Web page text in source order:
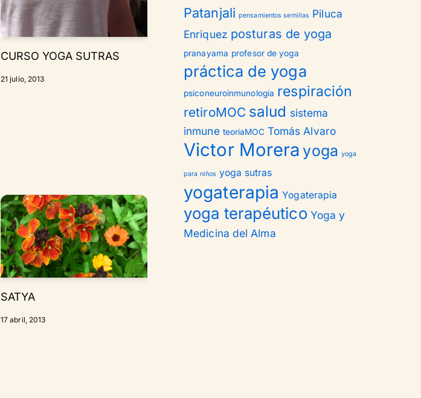
CURSO YOGA SUTRAS
21 julio, 2013
SATYA
17 abril, 2013
Patanjali pensamientos semillas Piluca
Enriquez posturas de yoga
pranayama profesor de yoga
práctica de yoga
psiconeuroinmunología respiración
retiroMOC salud sistema
inmune teoriaMOC Tomás Alvaro
Victor Morera yoga yoga
para niños yoga sutras
yogaterapia Yogaterapia
yoga terapéutico Yoga y
Medicina del Alma